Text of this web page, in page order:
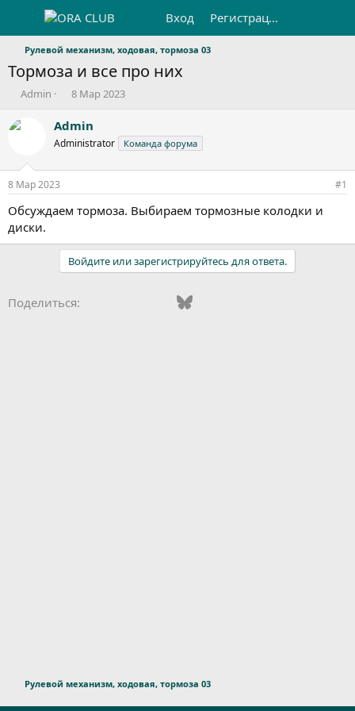
Вход Регистрация
Рулевой механизм, ходовая, тормоза 03
Тормоза и все про них
А
т
т
е
м
ы
Admin
Д
т
а
н
а
л
8 Мар 2023
Admin
Administrator Команда форума
8 Мар 2023 #1
Обсуждаем тормоза. Выбираем тормозные колодки и
диски.
Войдите или зарегистрируйтесь для ответа.
Поделиться: Odnoklassniki
Mail.ruBluesky
Рулевой механизм, ходовая, тормоза 03